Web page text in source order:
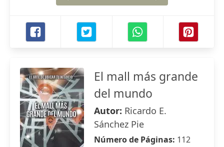
El mall más grande
del mundo
Autor: Ricardo E.
Sánchez Pie
Número de Páginas: 112